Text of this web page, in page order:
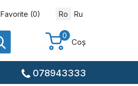
Favorite (0) Ro Ru
0
Coș
078943333